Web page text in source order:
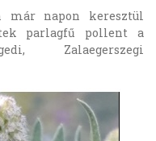
már napon keresztül
parlagfű pollent a
Zalaegerszegi